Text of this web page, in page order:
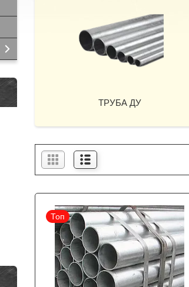
ТРУБА ДУ
Топ